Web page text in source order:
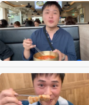
後援依頼申請について
会社情報
RKB毎日ホールディングス
RKB毎日放送株式会社
関連会社